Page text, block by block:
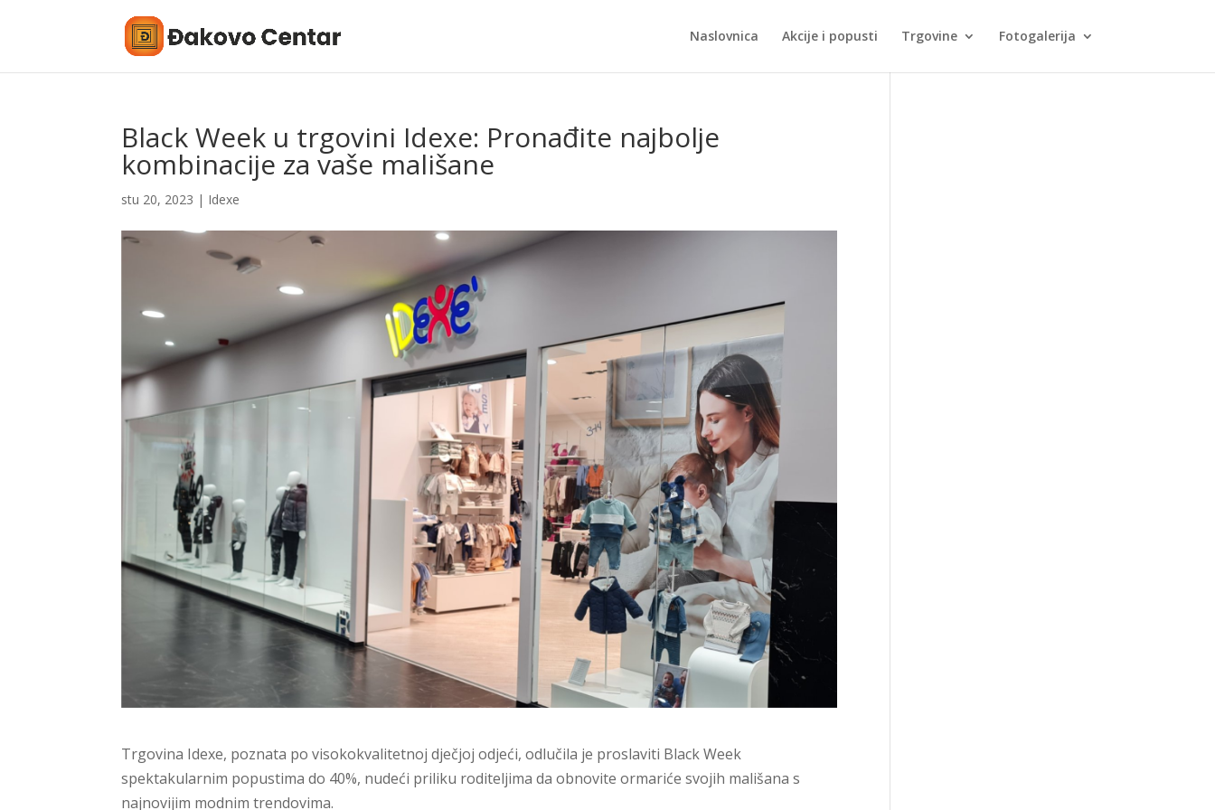
Naslovnica Akcije i popusti Trgovine Fotogalerija
Black Week u trgovini Idexe: Pronađite najbolje
kombinacije za vaše mališane
stu 20, 2023 | Idexe
Trgovina Idexe, poznata po visokokvalitetnoj dječjoj odjeći, odlučila je proslaviti Black Week
spektakularnim popustima do 40%, nudeći priliku roditeljima da obnovite ormariće svojih mališana s
najnovijim modnim trendovima.